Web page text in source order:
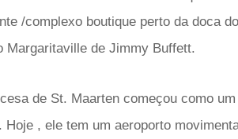
/complexo boutique perto da doca
Margaritaville de Jimmy Buffett.
de St. Maarten começou como
, ele tem um aeroporto